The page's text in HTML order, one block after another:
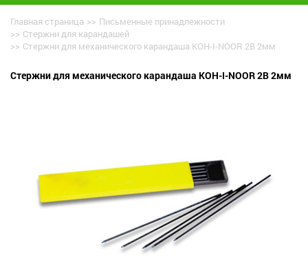
Главная страница >> Письменные принадлежности
>> Стержни для карандашей
>> Стержни для механического карандаша KOH-I-NOOR 2B 2мм
Стержни для механического карандаша KOH-I-NOOR 2B 2мм